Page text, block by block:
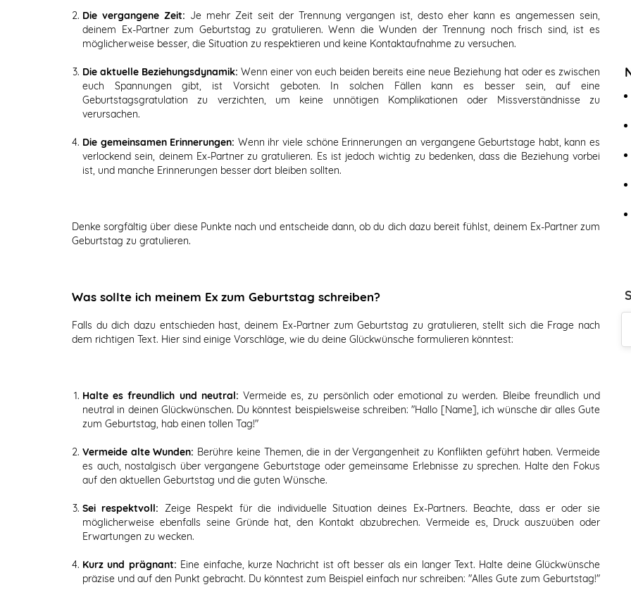
Die vergangene Zeit: Je mehr Zeit seit der Trennung vergangen ist, desto eher kann es angemessen sein,
deinem Ex-Partner zum Geburtstag zu gratulieren. Wenn die Wunden der Trennung noch frisch sind, ist es
möglicherweise besser, die Situation zu respektieren und keine Kontaktaufnahme zu versuchen.
Die aktuelle Beziehungsdynamik: Wenn einer von euch beiden bereits eine neue Beziehung hat oder es zwischen
euch Spannungen gibt, ist Vorsicht geboten. In solchen Fällen kann es besser sein, auf eine
Geburtstagsgratulation zu verzichten, um keine unnötigen Komplikationen oder Missverständnisse zu
verursachen.
Die gemeinsamen Erinnerungen: Wenn ihr viele schöne Erinnerungen an vergangene Geburtstage habt, kann es
verlockend sein, deinem Ex-Partner zu gratulieren. Es ist jedoch wichtig zu bedenken, dass die Beziehung vorbei
ist, und manche Erinnerungen besser dort bleiben sollten.
Denke sorgfältig über diese Punkte nach und entscheide dann, ob du dich dazu bereit fühlst, deinem Ex-Partner zum
Geburtstag zu gratulieren.
Was sollte ich meinem Ex zum Geburtstag schreiben?
Falls du dich dazu entschieden hast, deinem Ex-Partner zum Geburtstag zu gratulieren, stellt sich die Frage nach
dem richtigen Text. Hier sind einige Vorschläge, wie du deine Glückwünsche formulieren könntest:
Halte es freundlich und neutral: Vermeide es, zu persönlich oder emotional zu werden. Bleibe freundlich und
neutral in deinen Glückwünschen. Du könntest beispielsweise schreiben: "Hallo [Name], ich wünsche dir alles Gute
zum Geburtstag, hab einen tollen Tag!"
Vermeide alte Wunden: Berühre keine Themen, die in der Vergangenheit zu Konflikten geführt haben. Vermeide
es auch, nostalgisch über vergangene Geburtstage oder gemeinsame Erlebnisse zu sprechen. Halte den Fokus
auf den aktuellen Geburtstag und die guten Wünsche.
Sei respektvoll: Zeige Respekt für die individuelle Situation deines Ex-Partners. Beachte, dass er oder sie
möglicherweise ebenfalls seine Gründe hat, den Kontakt abzubrechen. Vermeide es, Druck auszuüben oder
Erwartungen zu wecken.
Kurz und prägnant: Eine einfache, kurze Nachricht ist oft besser als ein langer Text. Halte deine Glückwünsche
präzise und auf den Punkt gebracht. Du könntest zum Beispiel einfach nur schreiben: "Alles Gute zum Geburtstag!"